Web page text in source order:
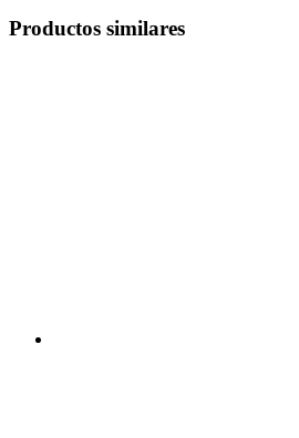
Productos similares